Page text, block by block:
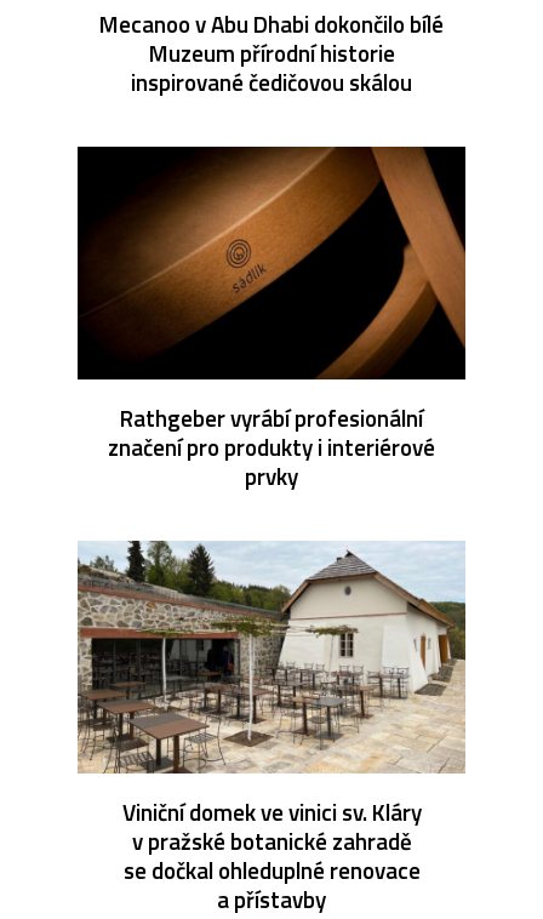
Mecanoo v Abu Dhabi dokončilo bílé
Muzeum přírodní historie
inspirované čedičovou skálou
Rathgeber vyrábí profesionální
značení pro produkty i interiérové
prvky
Viniční domek ve vinici sv. Kláry
v pražské botanické zahradě
se dočkal ohleduplné renovace
a přístavby